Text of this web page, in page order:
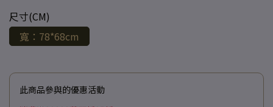
尺寸(CM)
寬：78*68cm
此商品參與的優惠活動